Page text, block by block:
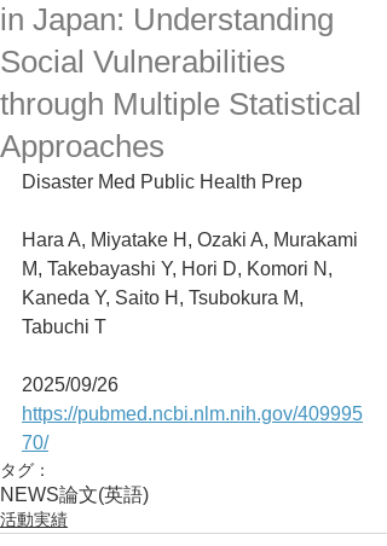
in Japan: Understanding
Social Vulnerabilities
through Multiple Statistical
Approaches
Disaster Med Public Health Prep
Hara A, Miyatake H, Ozaki A, Murakami
M, Takebayashi Y, Hori D, Komori N,
Kaneda Y, Saito H, Tsubokura M,
Tabuchi T
2025/09/26
https://pubmed.ncbi.nlm.nih.gov/409995
70/
タグ：
NEWS論文(英語)
活動実績